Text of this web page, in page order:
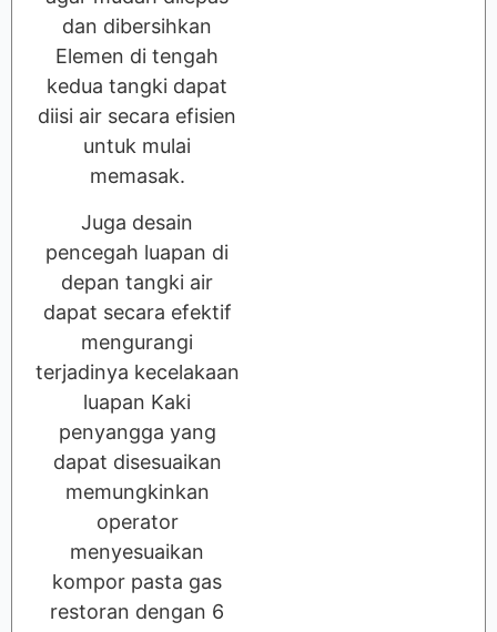
dan dibersihkan
Elemen di tengah
kedua tangki dapat
diisi air secara efisien
untuk mulai
memasak.
Juga desain
pencegah luapan di
depan tangki air
dapat secara efektif
mengurangi
terjadinya kecelakaan
luapan Kaki
penyangga yang
dapat disesuaikan
memungkinkan
operator
menyesuaikan
kompor pasta gas
restoran dengan 6